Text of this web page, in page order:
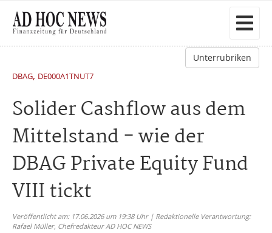
Unterrubriken
DBAG, DE000A1TNUT7
Solider Cashflow aus dem
Mittelstand - wie der
DBAG Private Equity Fund
VIII tickt
Veröffentlicht am: 17.06.2026 um 19:38 Uhr | Redaktionelle Verantwortung:
Rafael Müller, Chefredakteur AD HOC NEWS